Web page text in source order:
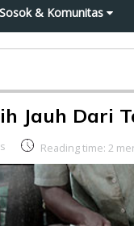
Sosok & Komunitas
Jauh Dari
Reading time: 2